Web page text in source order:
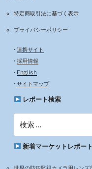
特定商取引法に基づく表示
プライバシーポリシー
• 連携サイト
• 採用情報
• English
• サイトマップ
レポート検索
新着マーケットレポート